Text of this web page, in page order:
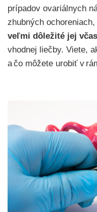
prípadov ovariálnych
zhubných ochoreniach,
veľmi dôležité jej
vhodnej liečby. Viete,
a čo môžete urobiť v